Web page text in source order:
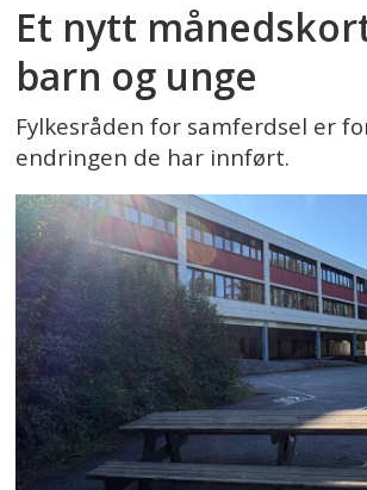
Et nytt
barn og unge
Fylkesråden for samferdsel er
endringen de har innført.